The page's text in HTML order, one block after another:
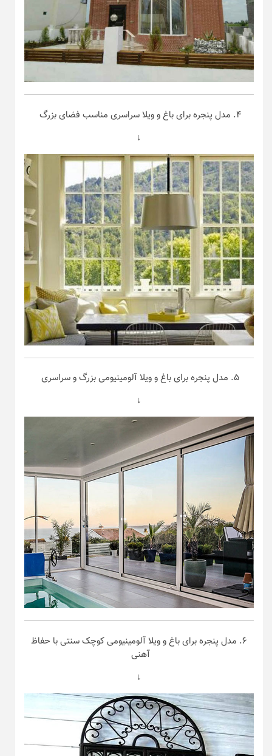
۴. مدل پنجره برای باغ و ویلا سراسری مناسب فضای بزرگ
↓
۵. مدل پنجره برای باغ و ویلا آلومینیومی بزرگ و سراسری
↓
۶. مدل پنجره برای باغ و ویلا آلومینیومی کوچک سنتی با حفاظ
آهنی
↓